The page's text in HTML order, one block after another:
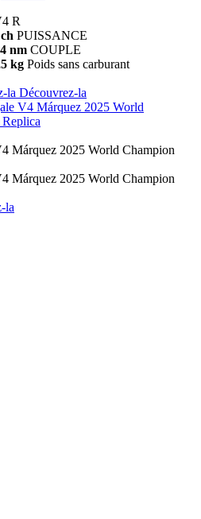
R
PUISSANCE
nm COUPLE
kg Poids sans carburant
la Découvrez-la
V4 Márquez 2025 World
Márquez 2025 World Champion
Márquez 2025 World Champion
la